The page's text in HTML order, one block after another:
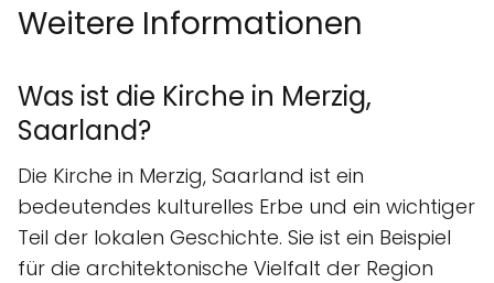
Weitere Informationen
Was ist die Kirche in Merzig,
Saarland?
Die Kirche in Merzig, Saarland ist ein
bedeutendes kulturelles Erbe und ein wichtiger
Teil der lokalen Geschichte. Sie ist ein Beispiel
für die architektonische Vielfalt der Region